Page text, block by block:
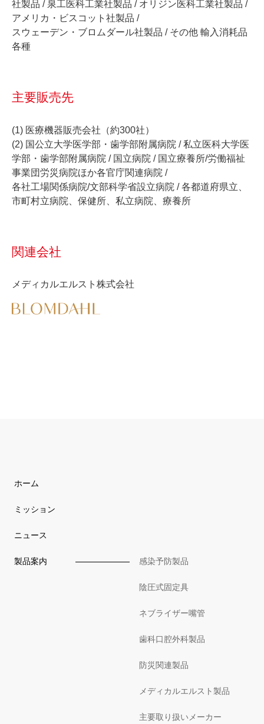
社製品 / 泉工医科工業社製品 / オリジン医科工業社製品 /
アメリカ・ビスコット社製品 /
スウェーデン・ブロムダール社製品 / その他 輸入消耗品
各種
主要販売先
(1) 医療機器販売会社（約300社）
(2) 国公立大学医学部・歯学部附属病院 / 私立医科大学医
学部・歯学部附属病院 / 国立病院 / 国立療養所/労働福祉
事業団労災病院ほか各官庁関連病院 /
各社工場関係病院/文部科学省設立病院 / 各都道府県立、
市町村立病院、保健所、私立病院、療養所
関連会社
メディカルエルスト株式会社
ホーム
ミッション
ニュース
製品案内 感染予防製品
陰圧式固定具
ネブライザー嘴管
歯科口腔外科製品
防災関連製品
メディカルエルスト製品
主要取り扱いメーカー